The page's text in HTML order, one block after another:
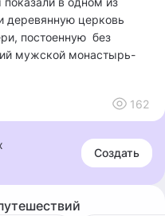
деревянную церковь
постоенную без
мужской монастырь-
162
Создать